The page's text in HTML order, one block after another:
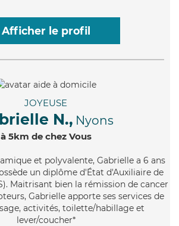
Afficher le profil
JOYEUSE
N., Nyons
à 5km de chez Vous
et polyvalente, Gabrielle a 6 ans
un diplôme d'État d'Auxiliaire de
Maitrisant bien la rémission de cancer
Gabrielle apporte ses services de
activités, toilette/habillage et
lever/coucher*